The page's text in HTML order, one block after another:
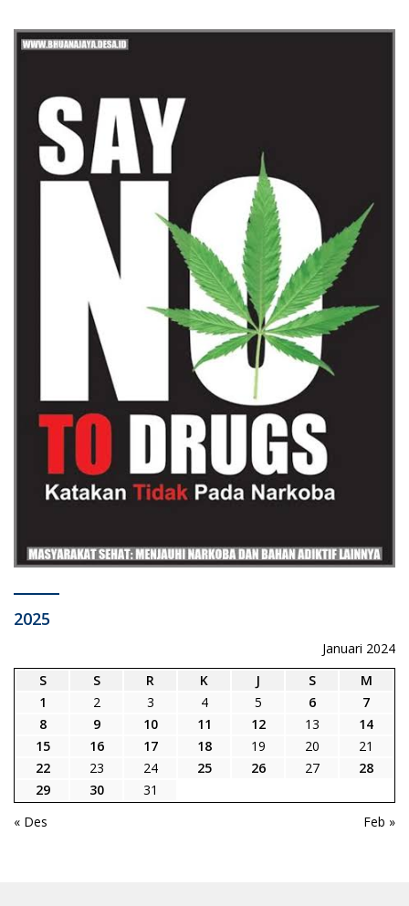
2025
Januari 2024
S
S R K J S
M
1
2 3 4 5 6
7
8
9 10 11 12 13
14
15
16 17 18 19 20
21
22
23 24 25 26 27
28
29
30
31
« Des
Feb »